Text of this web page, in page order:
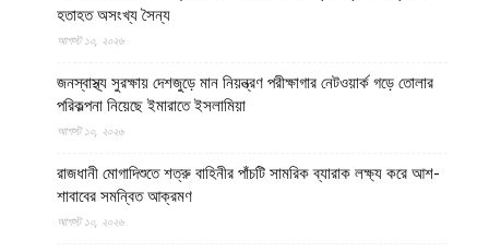
হতাহত অসংখ্য সৈন্য
আগস্ট ১০, ২০২৬
জনস্বাস্থ্য সুরক্ষায় দেশজুড়ে মান নিয়ন্ত্রণ পরীক্ষাগার নেটওয়ার্ক গড়ে তোলার
পরিকল্পনা নিয়েছে ইমারাতে ইসলামিয়া
আগস্ট ১০, ২০২৬
রাজধানী মোগাদিশুতে শত্রু বাহিনীর পাঁচটি সামরিক ব্যারাক লক্ষ্য করে আশ-
শাবাবের সমন্বিত আক্রমণ
আগস্ট ১০, ২০২৬